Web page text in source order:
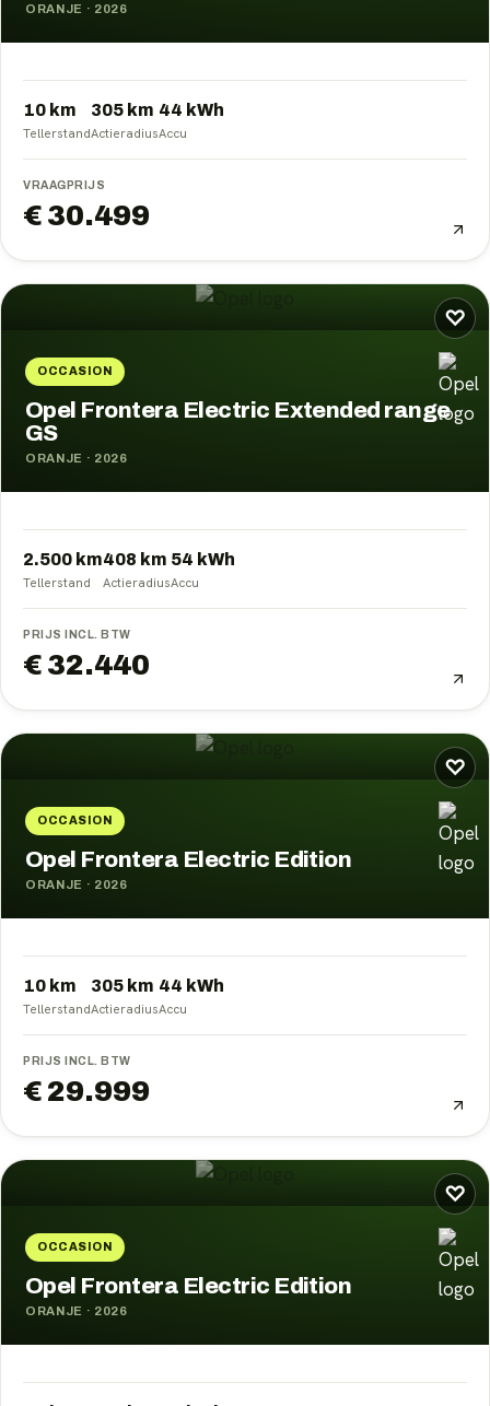
ORANJE · 2026
10 km
Tellerstand
305 km
Actieradius
44 kWh
Accu
VRAAGPRIJS
€ 30.499
♡
OCCASION
Opel Frontera Electric Extended range
GS
ORANJE · 2026
2.500 km
Tellerstand
408 km
Actieradius
54 kWh
Accu
PRIJS INCL. BTW
€ 32.440
♡
OCCASION
Opel Frontera Electric Edition
ORANJE · 2026
10 km
Tellerstand
305 km
Actieradius
44 kWh
Accu
PRIJS INCL. BTW
€ 29.999
♡
OCCASION
Opel Frontera Electric Edition
ORANJE · 2026